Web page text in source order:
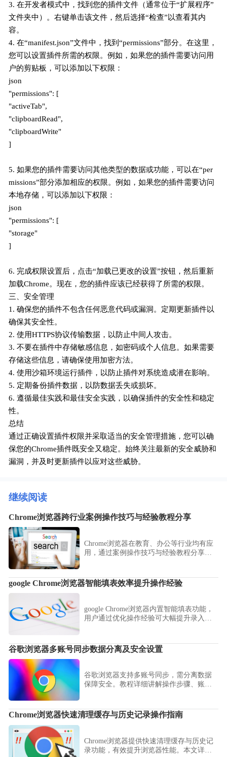
3. 在开发者模式中，找到您的插件文件（通常位于“扩展程序”
文件夹中）。右键单击该文件，然后选择“检查”以查看其内
容。
4. 在“manifest.json”文件中，找到“permissions”部分。在这里，
您可以设置插件所需的权限。例如，如果您的插件需要访问用
户的剪贴板，可以添加以下权限：
json
"permissions": [
"activeTab",
"clipboardRead",
"clipboardWrite"
]
5. 如果您的插件需要访问其他类型的数据或功能，可以在“per
missions”部分添加相应的权限。例如，如果您的插件需要访问
本地存储，可以添加以下权限：
json
"permissions": [
"storage"
]
6. 完成权限设置后，点击“加载已更改的设置”按钮，然后重新
加载Chrome。现在，您的插件应该已经获得了所需的权限。
三、安全管理
1. 确保您的插件不包含任何恶意代码或漏洞。定期更新插件以
确保其安全性。
2. 使用HTTPS协议传输数据，以防止中间人攻击。
3. 不要在插件中存储敏感信息，如密码或个人信息。如果需要
存储这些信息，请确保使用加密方法。
4. 使用沙箱环境运行插件，以防止插件对系统造成潜在影响。
5. 定期备份插件数据，以防数据丢失或损坏。
6. 遵循最佳实践和最佳安全实践，以确保插件的安全性和稳定
性。
总结
通过正确设置插件权限并采取适当的安全管理措施，您可以确
保您的Chrome插件既安全又稳定。始终关注最新的安全威胁和
漏洞，并及时更新插件以应对这些威胁。
继续阅读
Chrome浏览器跨行业案例操作技巧与经验教程分享
Chrome浏览器在教育、办公等行业均有应
用，通过案例操作技巧与经验教程分享，
google Chrome浏览器智能填表效率提升操作经验
google Chrome浏览器内置智能填表功能，
用户通过优化操作经验可大幅提升录入效
谷歌浏览器多账号同步数据分离及安全设置
谷歌浏览器支持多账号同步，需分离数据
保障安全。教程详细讲解操作步骤、账号
Chrome浏览器快速清理缓存与历史记录操作指南
Chrome浏览器提供快速清理缓存与历史记
录功能，有效提升浏览器性能。本文详细